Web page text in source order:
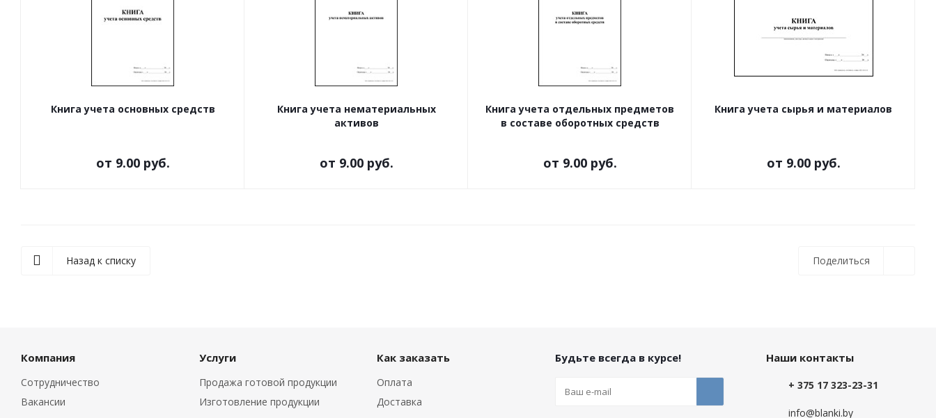
Книга учета основных средств
от 9.00 руб.
Книга учета нематериальных
активов
от 9.00 руб.
Книга учета отдельных предметов
в составе оборотных средств
от 9.00 руб.
Книга учета сырья и материалов
от 9.00 руб.
Поделиться
Назад к списку
Компания
Сотрудничество
Вакансии
Услуги
Продажа готовой продукции
Изготовление продукции
Как заказать
Оплата
Доставка
Будьте всегда в курсе! Наши контакты
+ 375 17 323-23-31
info@blanki.by